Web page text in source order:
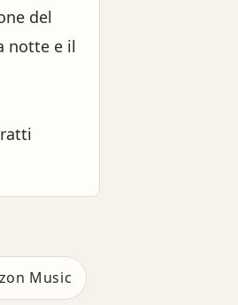
del
notte e il
Music